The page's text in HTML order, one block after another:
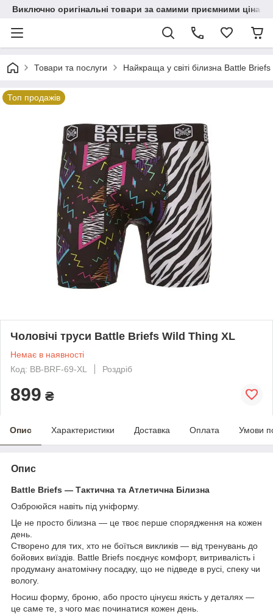
Виключно оригінальні товари за самими приємними
Товари та послуги Найкраща у світі білизна Battle Briefs
Топ продажів
Чоловічі труси Battle Briefs Wild Thing XL
Немає в наявності
Код: BB-BRF-69-XL
Роздріб
899 ₴
Опис Характеристики Доставка Оплата Умови
Опис
Battle Briefs — Тактична та Атлетична Білизна
Озброюйся навіть під уніформу.
Це не просто білизна — це твоє перше спорядження на кожен
день.
Створено для тих, хто не боїться викликів — від тренувань до
бойових виїздів. Battle Briefs поєднує комфорт, витривалість і
продуману анатомічну посадку, що не підведе в русі, спеку чи
вологу.
Носиш форму, броню, або просто цінуєш якість у деталях —
це саме те, з чого має починатися кожен день.